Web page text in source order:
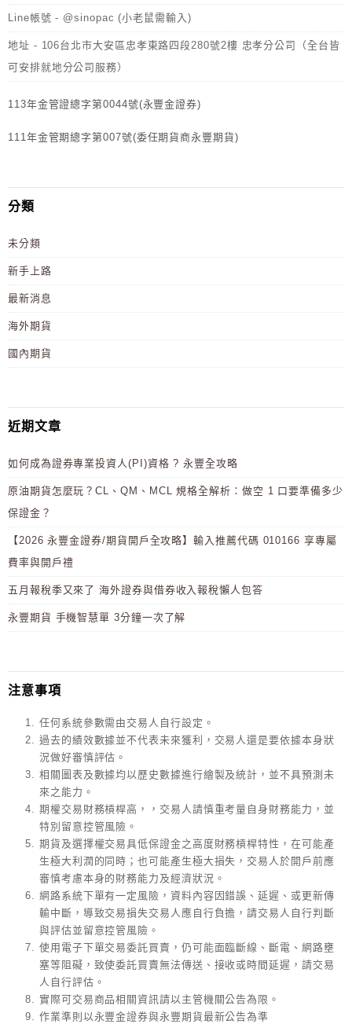
Line帳號 - @sinopac (小老鼠需輸入)
地址 - 106台北市大安區忠孝東路四段280號2樓 忠孝分公司（全台皆
可安排就地分公司服務）
113年金管證總字第0044號(永豐金證券)
111年金管期總字第007號(委任期貨商永豐期貨)
分類
未分類
新手上路
最新消息
海外期貨
國內期貨
近期文章
如何成為證券專業投資人(PI)資格 ? 永豐全攻略
原油期貨怎麼玩？CL、QM、MCL 規格全解析：做空 1 口要準備多少
保證金？
【2026 永豐金證券/期貨開戶全攻略】輸入推薦代碼 010166 享專屬
費率與開戶禮
五月報稅季又來了 海外證券與借券收入報稅懶人包答
永豐期貨 手機智慧單 3分鐘一次了解
注意事項
任何系統參數需由交易人自行設定。
過去的績效數據並不代表未來獲利，交易人還是要依據本身狀
況做好審慎評估。
相關圖表及數據均以歷史數據進行繪製及統計，並不具預測未
來之能力。
期權交易財務槓桿高，，交易人請慎重考量自身財務能力，並
特別留意控管風險。
期貨及選擇權交易具低保證金之高度財務槓桿特性，在可能產
生極大利潤的同時；也可能產生極大損失，交易人於開戶前應
審慎考慮本身的財務能力及經濟狀況。
網路系統下單有一定風險，資料內容因錯誤、延遲、或更新傳
輸中斷，導致交易損失交易人應自行負擔，請交易人自行判斷
與評估並留意控管風險。
使用電子下單交易委託買賣，仍可能面臨斷線、斷電、網路壅
塞等阻礙，致使委託買賣無法傳送、接收或時間延遲，請交易
人自行評估。
實際可交易商品相關資訊請以主管機關公告為限。
作業準則以永豐金證券與永豐期貨最新公告為準